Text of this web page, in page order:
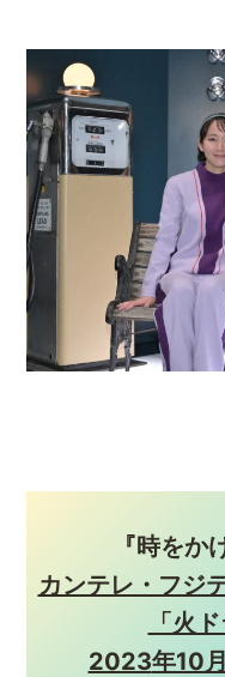
『時をか
カンテレ・フジ
「火
2023年10